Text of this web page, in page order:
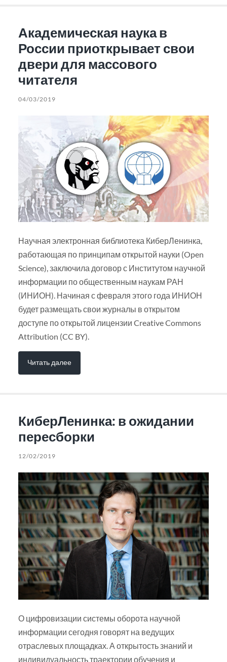
Академическая наука в
России приоткрывает свои
двери для массового
читателя
04/03/2019
Научная электронная библиотека КиберЛенинка,
работающая по принципам открытой науки (Open
Science), заключила договор с Институтом научной
информации по общественным наукам РАН
(ИНИОН). Начиная с февраля этого года ИНИОН
будет размещать свои журналы в открытом
доступе по открытой лицензии Creative Commons
Attribution (CC BY).
Читать далее
КиберЛенинка: в ожидании
пересборки
12/02/2019
О цифровизации системы оборота научной
информации сегодня говорят на ведущих
отраслевых площадках. А открытость знаний и
индивидуальность траектории обучения и